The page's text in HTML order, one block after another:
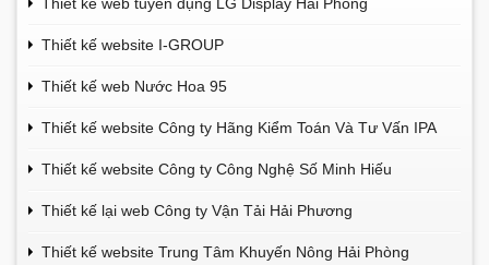
Thiết kế web tuyển dụng LG Display Hải Phòng
Thiết kế website I-GROUP
Thiết kế web Nước Hoa 95
Thiết kế website Công ty Hãng Kiểm Toán Và Tư Vấn IPA
Thiết kế website Công ty Công Nghệ Số Minh Hiếu
Thiết kế lại web Công ty Vận Tải Hải Phương
Thiết kế website Trung Tâm Khuyến Nông Hải Phòng